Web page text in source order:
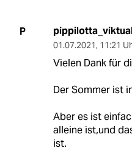
P
01.07.2021, 11:21
Vielen Dank für
Der Sommer ist
Aber es ist
alleine ist,und
ist.